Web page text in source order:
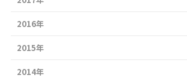
2016年
2015年
2014年